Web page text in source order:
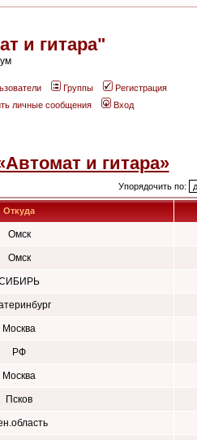
и гитара"
Группы
Регистрация
личные сообщения Вход
и гитара»
Упорядочить по:
Откуда
Омск
Омск
Москва
РФ
Москва
Псков